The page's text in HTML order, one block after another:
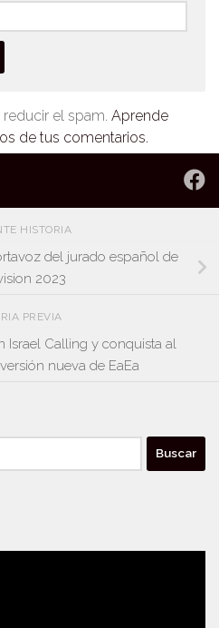
reducir el spam. Aprende
de tus comentarios.
HISTORIA
del jurado español de
2023
PREVIA
Israel Calling y conquista al
nueva de EaEa